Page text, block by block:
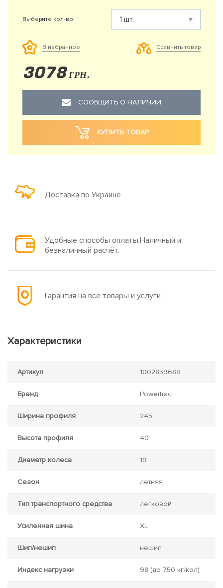
Выберите кол-во:
В избранное Сравнить товар
3078 ГРН.
СООБЩИТЬ О НАЛИЧИИ
КУПИТЬ ТОВАР
Доставка по Украине
Удобные способы оплаты.Наличный и
безналичный расчёт.
Гарантия на все товары и услуги
Характеристики
Артикул 1002859688
Бренд Powertrac
Ширина профиля 245
Высота профиля 40
Диаметр колеса 19
Сезон летняя
Тип транспортного средства легковой
Усиленная шина XL
Шип/нешип нешип
Индекс нагрузки 98 (до 750 кг/кол)